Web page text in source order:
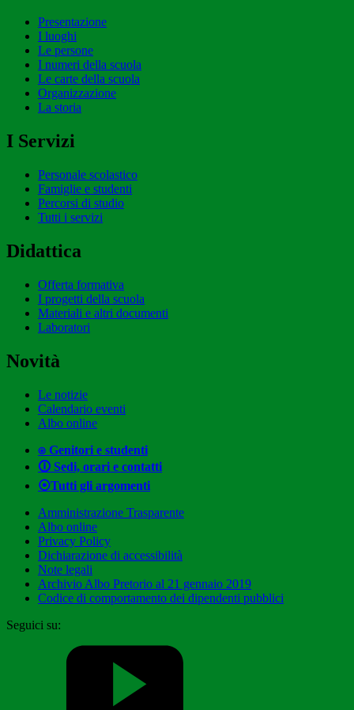
Presentazione
I luoghi
Le persone
I numeri della scuola
Le carte della scuola
Organizzazione
La storia
I Servizi
Personale scolastico
Famiglie e studenti
Percorsi di studio
Tutti i servizi
Didattica
Offerta formativa
I progetti della scuola
Materiali e altri documenti
Laboratori
Novità
Le notizie
Calendario eventi
Albo online
⍟ Genitori e studenti
🛈 Sedi, orari e contatti
⦿Tutti gli argomenti
Amministrazione Trasparente
Albo online
Privacy Policy
Dichiarazione di accessibilità
Note legali
Archivio Albo Pretorio al 21 gennaio 2019
Codice di comportamento dei dipendenti pubblici
Seguici su: